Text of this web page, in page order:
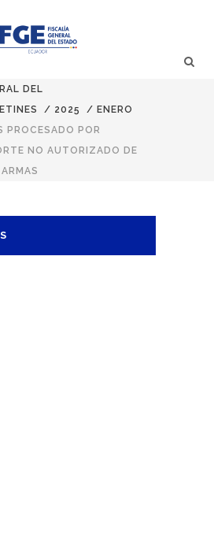
DEL
/ 2025 / ENERO
PROCESADO POR
NO AUTORIZADO DE